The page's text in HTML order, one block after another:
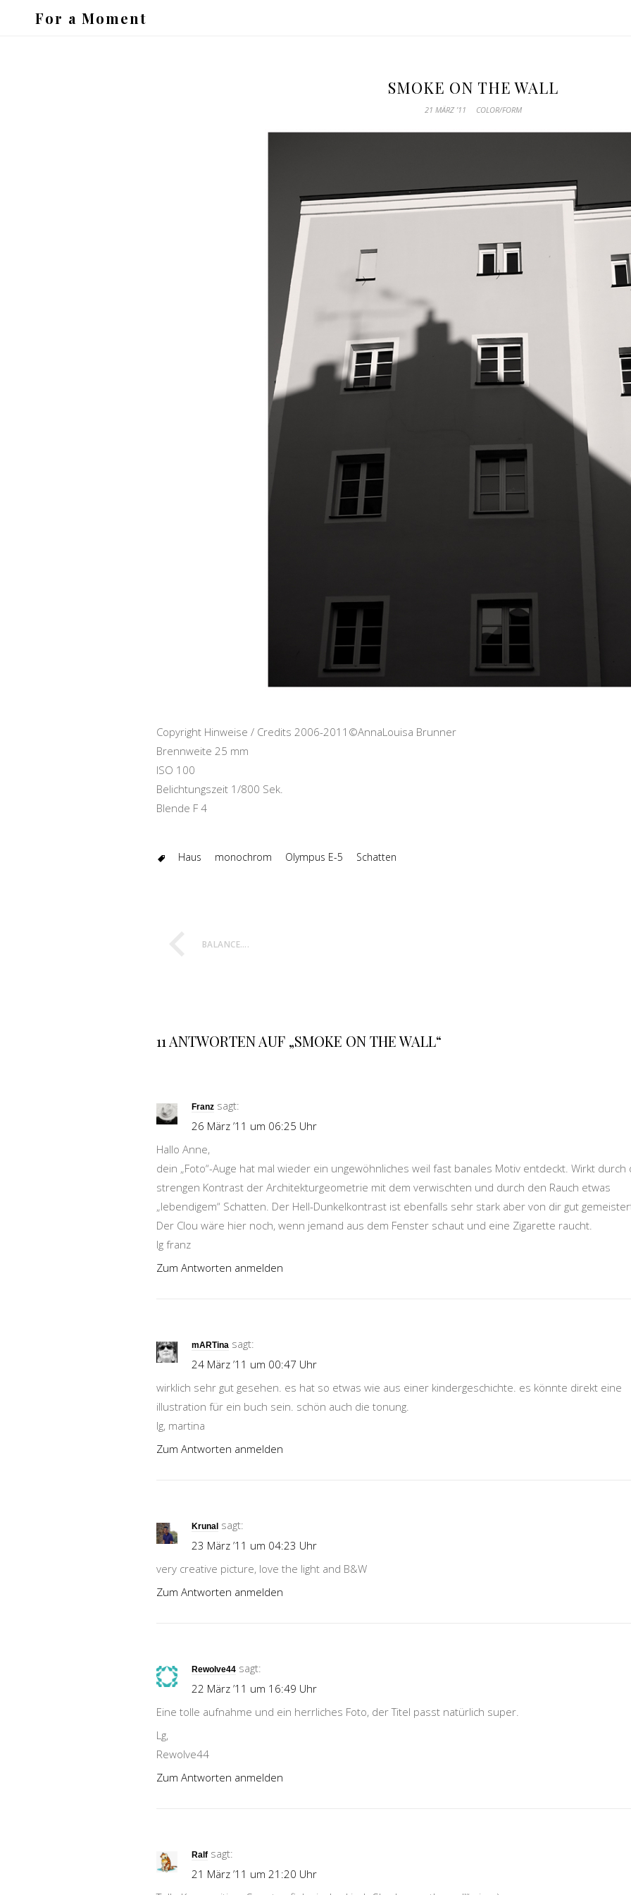
For a Moment
SMOKE ON THE WALL
21 MÄRZ ’11 COLOR/FORM
Copyright Hinweise / Credits 2006-2011©AnnaLouisa Brunner
Brennweite 25 mm
ISO 100
Belichtungszeit 1/800 Sek.
Blende F 4
Haus monochrom Olympus E-5 Schatten
BALANCE….
11 ANTWORTEN AUF „SMOKE ON THE WALL“
Franz sagt:
26 März ’11 um 06:25 Uhr
Hallo Anne,
dein „Foto“-Auge hat mal wieder ein ungewöhnliches weil fast banales Motiv entdeckt. Wirkt durch
strengen Kontrast der Architekturgeometrie mit dem verwischten und durch den Rauch etwas
„lebendigem“ Schatten. Der Hell-Dunkelkontrast ist ebenfalls sehr stark aber von dir gut
Der Clou wäre hier noch, wenn jemand aus dem Fenster schaut und eine Zigarette raucht.
lg franz
Zum Antworten anmelden
mARTina sagt:
24 März ’11 um 00:47 Uhr
wirklich sehr gut gesehen. es hat so etwas wie aus einer kindergeschichte. es könnte direkt eine
illustration für ein buch sein. schön auch die tonung.
lg, martina
Zum Antworten anmelden
Krunal sagt:
23 März ’11 um 04:23 Uhr
very creative picture, love the light and B&W
Zum Antworten anmelden
Rewolve44 sagt:
22 März ’11 um 16:49 Uhr
Eine tolle aufnahme und ein herrliches Foto, der Titel passt natürlich super.
Lg,
Rewolve44
Zum Antworten anmelden
Ralf sagt:
21 März ’11 um 21:20 Uhr